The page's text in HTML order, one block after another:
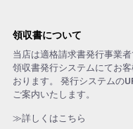
領収書について
当店は適格請求書発行事業
領収書発行システムにてお
おります。 発行システムの
ご案内いたします。
≫詳しくはこちら